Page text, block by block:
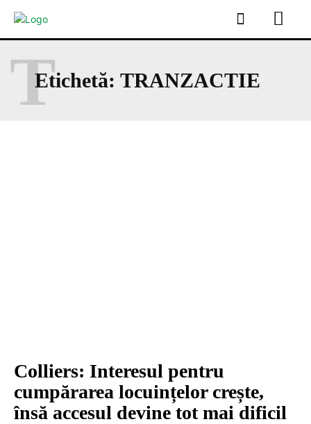
Etichetă: TRANZACTIE
T
Colliers: Interesul pentru
cumpărarea locuințelor crește,
însă accesul devine tot mai dificil